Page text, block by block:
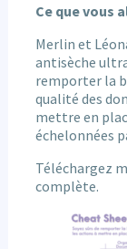
Ce que vous
Merlin et
antisèche
remporter la
qualité des
mettre en
échelonnées
Téléchargez
complète.